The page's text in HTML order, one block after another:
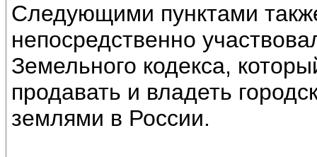
Следующими пунктами
непосредственно
Земельного кодекса,
продавать и владеть
землями в России.